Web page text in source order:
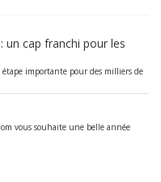
un cap franchi pour les
importante pour des milliers de
vous souhaite une belle année